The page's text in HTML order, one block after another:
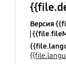
Версия